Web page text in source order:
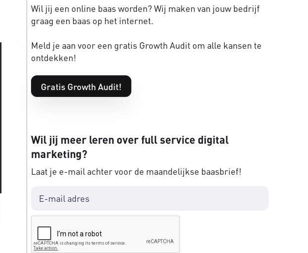
Wil jij een online baas worden? Wij maken van jouw bedrijf
graag een baas op het internet.
Meld je aan voor een gratis Growth Audit om alle kansen te
ontdekken!
Gratis Growth Audit!
Wil jij meer leren over full service digital
marketing?
Laat je e-mail achter voor de maandelijkse baasbrief!